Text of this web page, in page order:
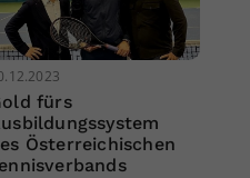
fürs
Österreichischen